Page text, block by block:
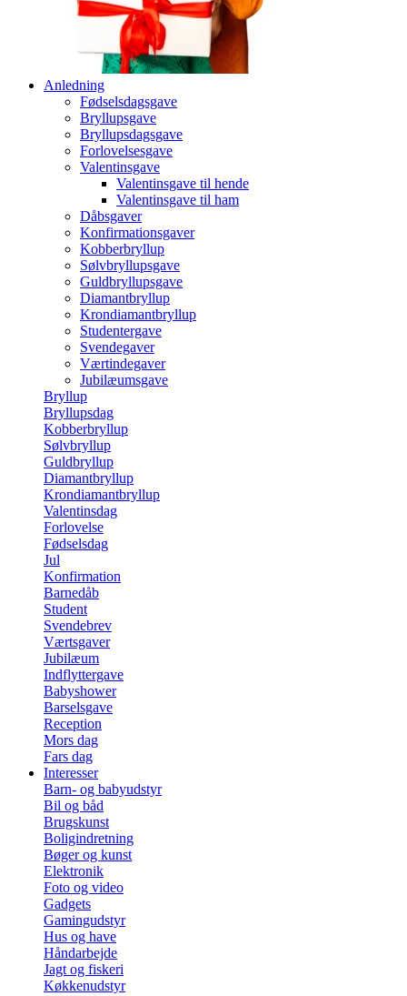
Anledning
Fødselsdagsgave
Bryllupsgave
Bryllupsdagsgave
Forlovelsesgave
Valentinsgave
Valentinsgave til hende
Valentinsgave til ham
Dåbsgaver
Konfirmationsgaver
Kobberbryllup
Sølvbryllupsgave
Guldbryllupsgave
Diamantbryllup
Krondiamantbryllup
Studentergave
Svendegaver
Værtindegaver
Jubilæumsgave
Bryllup
Bryllupsdag
Kobberbryllup
Sølvbryllup
Guldbryllup
Diamantbryllup
Krondiamantbryllup
Valentinsdag
Forlovelse
Fødselsdag
Jul
Konfirmation
Barnedåb
Student
Svendebrev
Værtsgaver
Jubilæum
Indflyttergave
Babyshower
Barselsgave
Reception
Mors dag
Fars dag
Interesser
Barn- og babyudstyr
Bil og båd
Brugskunst
Boligindretning
Bøger og kunst
Elektronik
Foto og video
Gadgets
Gamingudstyr
Hus og have
Håndarbejde
Jagt og fiskeri
Køkkenudstyr